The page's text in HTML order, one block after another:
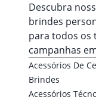
Descubra
brindes
para todos os
campanhas
Acessórios De
Brindes
Acessórios